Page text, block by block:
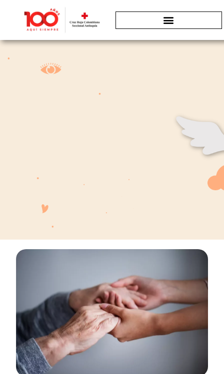
Donar tus órganos y
tejidos
puedesalvar la vida
hasta
de55 personas.